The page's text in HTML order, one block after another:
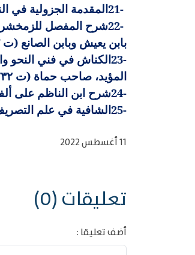
21-المقدمة الجزولية في
22-شرح المفصل
بابن يعيش وبابن الصانع (ت ٦٤٣هـ
23-الكناش في فني النحو
المؤيد، صاحب حماة (ت ٧٣٢ هـ
24-شرح ابن الناظم على
25-الشافية في علم
11 أغسطس 2022
تعليقات (0)
أضف تعليقا :